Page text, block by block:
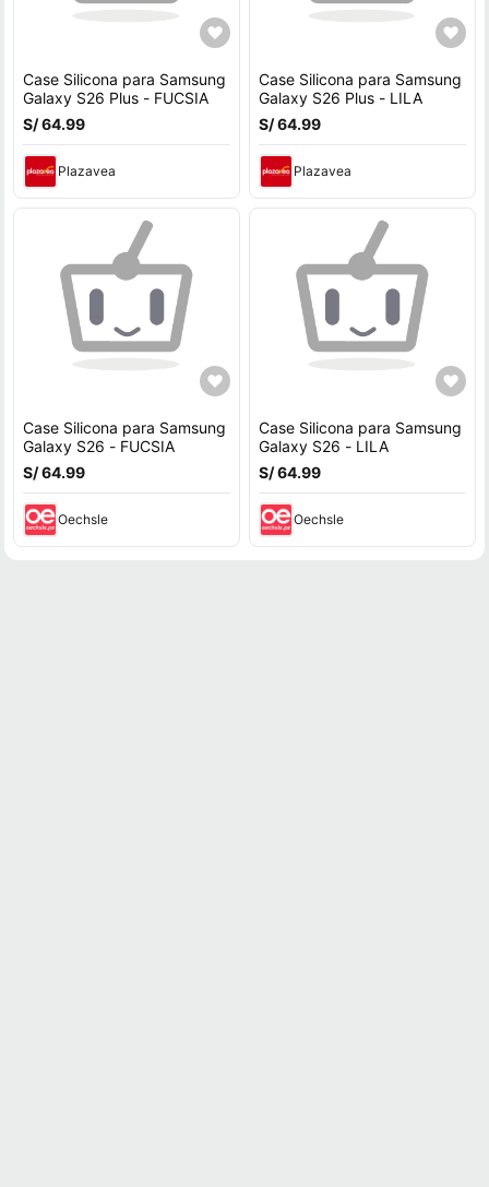
Case Silicona para Samsung
Galaxy S26 Plus - FUCSIA
S/ 64.99
Plazavea
Case Silicona para Samsung
Galaxy S26 Plus - LILA
S/ 64.99
Plazavea
Case Silicona para Samsung
Galaxy S26 - FUCSIA
S/ 64.99
Oechsle
Case Silicona para Samsung
Galaxy S26 - LILA
S/ 64.99
Oechsle